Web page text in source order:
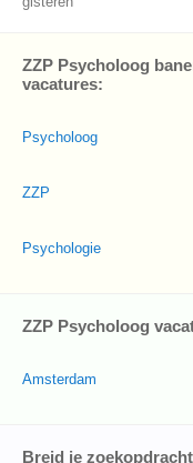
ZZP Psycholoog
vacatures:
Psycholoog
ZZP
Psychologie
ZZP Psycholoog
Amsterdam
Breid je